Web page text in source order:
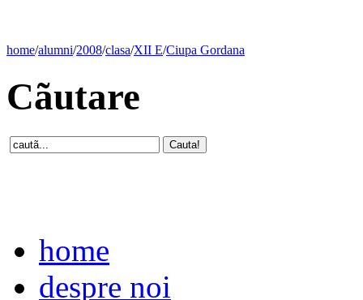
home/alumni/2008/clasa/XII E/Ciupa Gordana
Cãutare
home
despre noi